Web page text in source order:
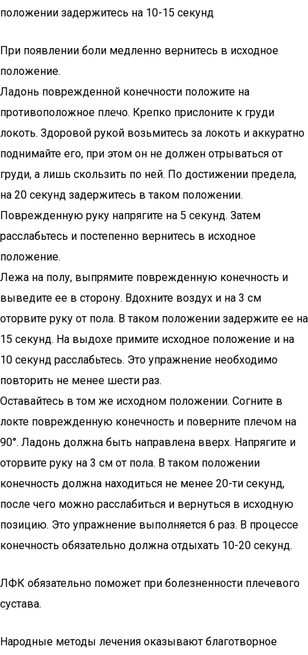
положении задержитесь на 10-15 секунд
При появлении боли медленно вернитесь в исходное
положение.
Ладонь поврежденной конечности положите на
противоположное плечо. Крепко прислоните к груди
локоть. Здоровой рукой возьмитесь за локоть и аккуратно
поднимайте его, при этом он не должен отрываться от
груди, а лишь скользить по ней. По достижении предела,
на 20 секунд задержитесь в таком положении.
Поврежденную руку напрягите на 5 секунд. Затем
расслабьтесь и постепенно вернитесь в исходное
положение.
Лежа на полу, выпрямите поврежденную конечность и
выведите ее в сторону. Вдохните воздух и на 3 см
оторвите руку от пола. В таком положении задержите ее на
15 секунд. На выдохе примите исходное положение и на
10 секунд расслабьтесь. Это упражнение необходимо
повторить не менее шести раз.
Оставайтесь в том же исходном положении. Согните в
локте поврежденную конечность и поверните плечом на
90°. Ладонь должна быть направлена вверх. Напрягите и
оторвите руку на 3 см от пола. В таком положении
конечность должна находиться не менее 20-ти секунд,
после чего можно расслабиться и вернуться в исходную
позицию. Это упражнение выполняется 6 раз. В процессе
конечность обязательно должна отдыхать 10-20 секунд.
ЛФК обязательно поможет при болезненности плечевого
сустава.
Народные методы лечения оказывают благотворное